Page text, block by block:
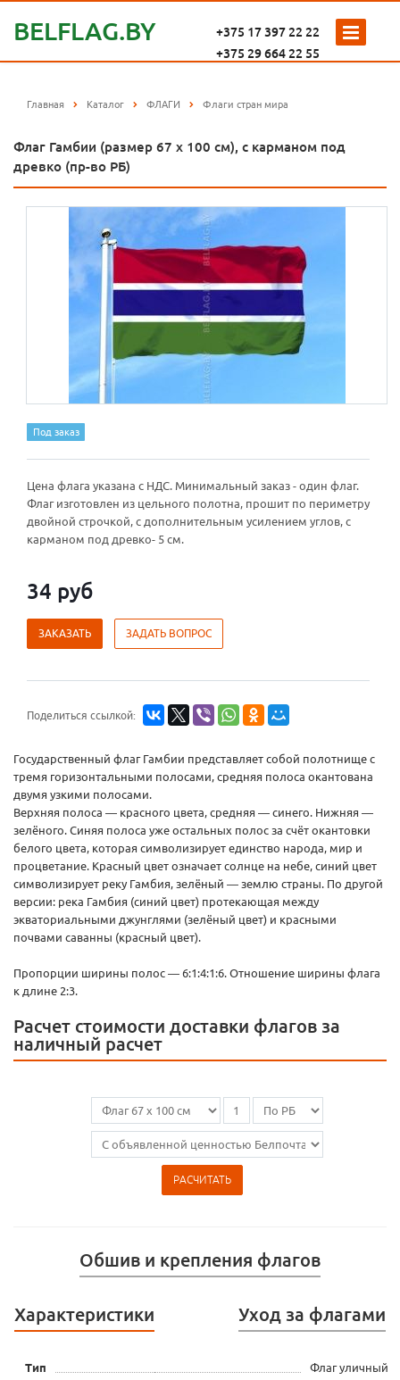
BELFLAG.BY
+375 17 397 22 22
+375 29 664 22 55
Главная Каталог ФЛАГИ Флаги стран мира
Флаг Гамбии (размер 67 x 100 см), с карманом под
древко (пр-во РБ)
Под заказ
Цена флага указана с НДС. Минимальный заказ - один флаг.
Флаг изготовлен из цельного полотна, прошит по периметру
двойной строчкой, с дополнительным усилением углов, с
карманом под древко- 5 см.
34 руб
ЗАКАЗАТЬ ЗАДАТЬ ВОПРОС
Поделиться ссылкой:
Государственный флаг Гамбии представляет собой полотнище с
тремя горизонтальными полосами, средняя полоса окантована
двумя узкими полосами.
Верхняя полоса — красного цвета, средняя — синего. Нижняя —
зелёного. Синяя полоса уже остальных полос за счёт окантовки
белого цвета, которая символизирует единство народа, мир и
процветание. Красный цвет означает солнце на небе, синий цвет
символизирует реку Гамбия, зелёный — землю страны. По другой
версии: река Гамбия (синий цвет) протекающая между
экваториальными джунглями (зелёный цвет) и красными
почвами саванны (красный цвет).
Пропорции ширины полос — 6:1:4:1:6. Отношение ширины флага
к длине 2:3.
Расчет стоимости доставки флагов за
наличный расчет
РАСЧИТАТЬ
Обшив и крепления флагов
Характеристики Уход за флагами
Тип Флаг уличный